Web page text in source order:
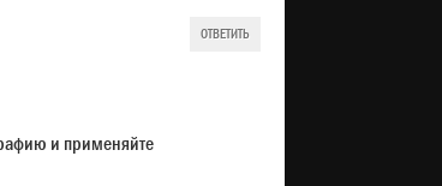
ОТВЕТИТЬ
и применяйте